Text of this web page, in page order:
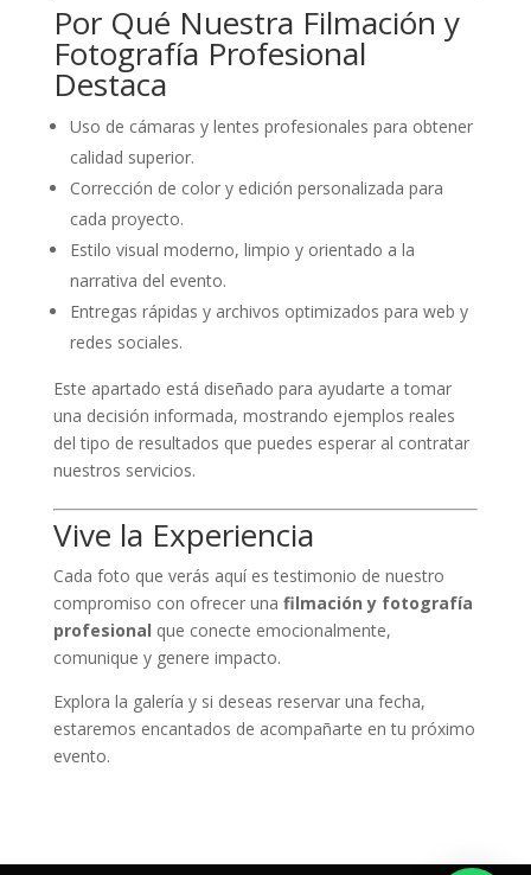
Por Qué Nuestra Filmación y
Fotografía Profesional
Destaca
Uso de cámaras y lentes profesionales para obtener
calidad superior.
Corrección de color y edición personalizada para
cada proyecto.
Estilo visual moderno, limpio y orientado a la
narrativa del evento.
Entregas rápidas y archivos optimizados para web y
redes sociales.
Este apartado está diseñado para ayudarte a tomar
una decisión informada, mostrando ejemplos reales
del tipo de resultados que puedes esperar al contratar
nuestros servicios.
Vive la Experiencia
Cada foto que verás aquí es testimonio de nuestro
compromiso con ofrecer una filmación y fotografía
profesional que conecte emocionalmente,
comunique y genere impacto.
Explora la galería y si deseas reservar una fecha,
estaremos encantados de acompañarte en tu próximo
evento.